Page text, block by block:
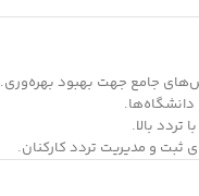
جامع جهت بهبود بهره‌وری.
بالا.
ثبت و مدیریت تردد کارکنان.